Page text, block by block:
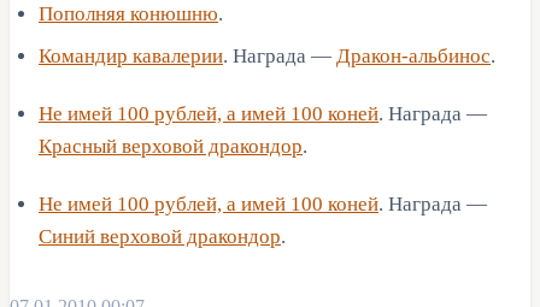
Пополняя конюшню.
Командир кавалерии. Награда — Дракон-альбинос.
Не имей 100 рублей, а имей 100 коней. Награда —
Красный верховой дракондор.
Не имей 100 рублей, а имей 100 коней. Награда —
Синий верховой дракондор.